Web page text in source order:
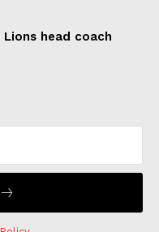
head coach